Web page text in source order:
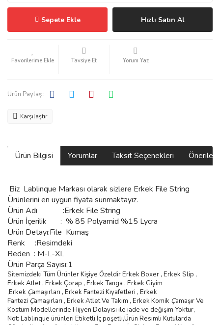
Sepete Ekle Hızlı Satın Al
Tavsiye Et Yorum Yaz
Ürün Paylaş :
Karşılaştır
Ürün Bilgisi Yorumlar Taksit Seçenekleri
Biz Lablinque Markası olarak sizlere Erkek File String
Ürünlerini en uygun fiyata sunmaktayız.
Ürün Adı :Erkek File String
Ürün İçerilik : % 85 Polyamid %15 Lycra
Ürün Detayı:File Kumaş
Renk :Resimdeki
Beden : M-L-XL
Ürün Parça Sayısı:1
Sitemizdeki Tüm Ürünler Kişiye Özeldir Erkek Boxer , Erkek Slip ,
Erkek Atlet , Erkek Çorap , Erkek Tanga , Erkek Giyim
,Erkek Çamaşırları , Erkek Fantezi Kıyafetleri , Erkek
Fantezi Çamaşırları , Erkek Atlet Ve Takım , Erkek Komik Çamaşır Ve
Kostüm Modellerinde Hijyen Dolayısı ile iade ve değişim Yoktur,
Not: Lablinque ürünleri Etiketli,İç poşetli,Ürün Resimli Kutularda